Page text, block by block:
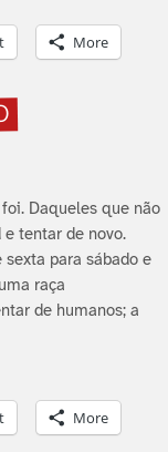
More
Daqueles que não
tentar de novo.
sexta para sábado e
raça
de humanos; a
More